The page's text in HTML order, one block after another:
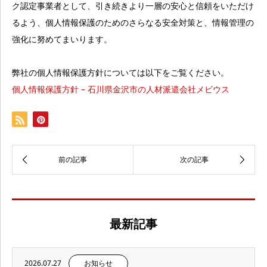
ク認定事業者として、引き続きより一層の安心と信頼をいただけ
るよう、個人情報保護のためのさらなる安全対策と、情報管理の
強化に努めてまいります。
弊社の個人情報保護方針については以下をご覧ください。
個人情報保護方針 – 石川県金沢市の人材派遣会社メビウス
最新記事
2026.07.27 お知らせ